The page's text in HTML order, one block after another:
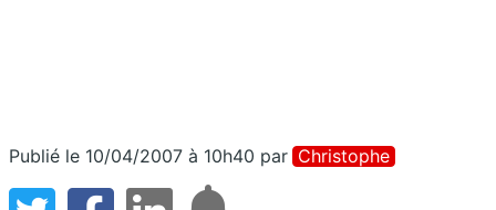
Publié le 10/04/2007 à 10h40 par Christophe